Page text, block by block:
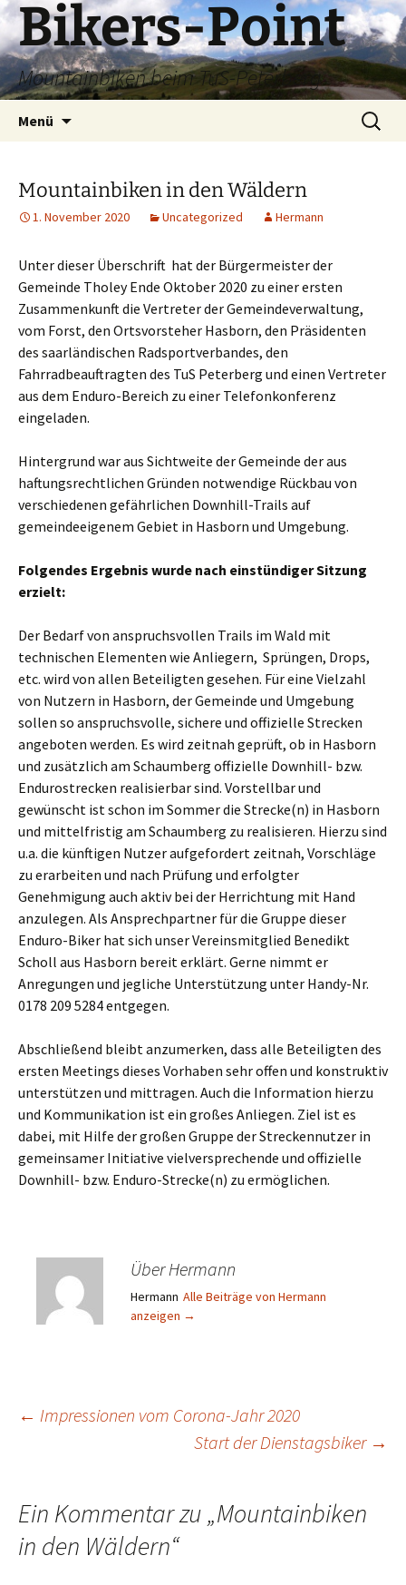
Zum
Inhalt
springen
Bikers-Point
Mountainbiken beim TuS-Peterberg
Menü
Suchen
nach:
Mountainbiken in den Wäldern
1. November 2020 Uncategorized Hermann
Unter dieser Überschrift hat der Bürgermeister der
Gemeinde Tholey Ende Oktober 2020 zu einer ersten
Zusammenkunft die Vertreter der Gemeindeverwaltung,
vom Forst, den Ortsvorsteher Hasborn, den Präsidenten
des saarländischen Radsportverbandes, den
Fahrradbeauftragten des TuS Peterberg und einen Vertreter
aus dem Enduro-Bereich zu einer Telefonkonferenz
eingeladen.
Hintergrund war aus Sichtweite der Gemeinde der aus
haftungsrechtlichen Gründen notwendige Rückbau von
verschiedenen gefährlichen Downhill-Trails auf
gemeindeeigenem Gebiet in Hasborn und Umgebung.
Folgendes Ergebnis wurde nach einstündiger Sitzung
erzielt:
Der Bedarf von anspruchsvollen Trails im Wald mit
technischen Elementen wie Anliegern, Sprüngen, Drops,
etc. wird von allen Beteiligten gesehen. Für eine Vielzahl
von Nutzern in Hasborn, der Gemeinde und Umgebung
sollen so anspruchsvolle, sichere und offizielle Strecken
angeboten werden. Es wird zeitnah geprüft, ob in Hasborn
und zusätzlich am Schaumberg offizielle Downhill- bzw.
Endurostrecken realisierbar sind. Vorstellbar und
gewünscht ist schon im Sommer die Strecke(n) in Hasborn
und mittelfristig am Schaumberg zu realisieren. Hierzu sind
u.a. die künftigen Nutzer aufgefordert zeitnah, Vorschläge
zu erarbeiten und nach Prüfung und erfolgter
Genehmigung auch aktiv bei der Herrichtung mit Hand
anzulegen. Als Ansprechpartner für die Gruppe dieser
Enduro-Biker hat sich unser Vereinsmitglied Benedikt
Scholl aus Hasborn bereit erklärt. Gerne nimmt er
Anregungen und jegliche Unterstützung unter Handy-Nr.
0178 209 5284 entgegen.
Abschließend bleibt anzumerken, dass alle Beteiligten des
ersten Meetings dieses Vorhaben sehr offen und konstruktiv
unterstützen und mittragen. Auch die Information hierzu
und Kommunikation ist ein großes Anliegen. Ziel ist es
dabei, mit Hilfe der großen Gruppe der Streckennutzer in
gemeinsamer Initiative vielversprechende und offizielle
Downhill- bzw. Enduro-Strecke(n) zu ermöglichen.
Über Hermann
Hermann Alle Beiträge von Hermann
anzeigen →
Beitragsnavigation
← Impressionen vom Corona-Jahr 2020
Start der Dienstagsbiker →
Ein Kommentar zu „Mountainbiken
in den Wäldern“